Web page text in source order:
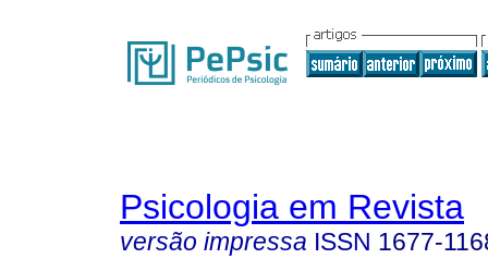
Psicologia em Revista
versão impressa ISSN 1677-